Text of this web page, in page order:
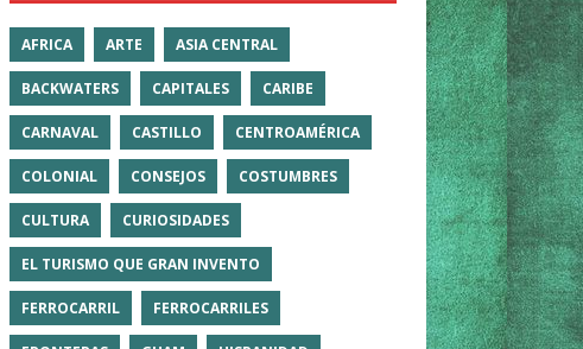
AFRICA ARTE ASIA CENTRAL
BACKWATERS CAPITALES CARIBE
CARNAVAL CASTILLO CENTROAMÉRICA
COLONIAL CONSEJOS COSTUMBRES
CULTURA CURIOSIDADES
EL TURISMO QUE GRAN INVENTO
FERROCARRIL FERROCARRILES